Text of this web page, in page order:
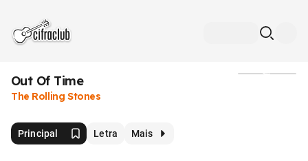
Out Of Time
The Rolling Stones
Principal Letra Mais